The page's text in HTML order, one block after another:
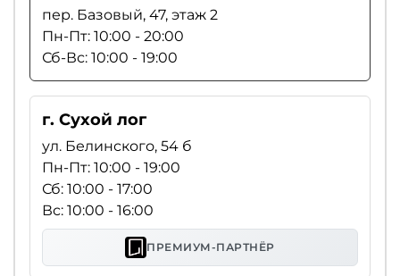
пер. Базовый, 47, этаж 2
Пн-Пт: 10:00 - 20:00
Сб-Вс: 10:00 - 19:00
г. Сухой лог
ул. Белинского, 54 б
Пн-Пт: 10:00 - 19:00
Сб: 10:00 - 17:00
Вс: 10:00 - 16:00
ПРЕМИУМ-ПАРТНЁР